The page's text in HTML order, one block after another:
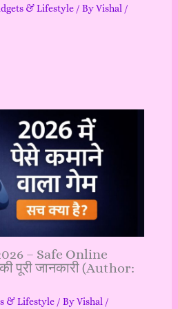
& Lifestyle/ ByVishal /
– Safe Online
पूरी जानकारी (Author:
& Lifestyle/ ByVishal /